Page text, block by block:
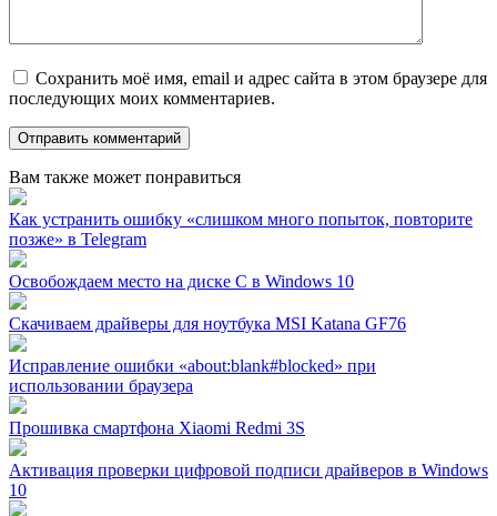
Сохранить моё имя, email и адрес сайта в этом браузере для
последующих моих комментариев.
Вам также может понравиться
Как устранить ошибку «слишком много попыток, повторите
позже» в Telegram
Освобождаем место на диске C в Windows 10
Скачиваем драйверы для ноутбука MSI Katana GF76
Исправление ошибки «about:blank#blocked» при
использовании браузера
Прошивка смартфона Xiaomi Redmi 3S
Активация проверки цифровой подписи драйверов в Windows
10